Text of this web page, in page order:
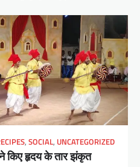
, SOCIAL, UNCATEGORIZED
किए हृदय के तार झंकृत